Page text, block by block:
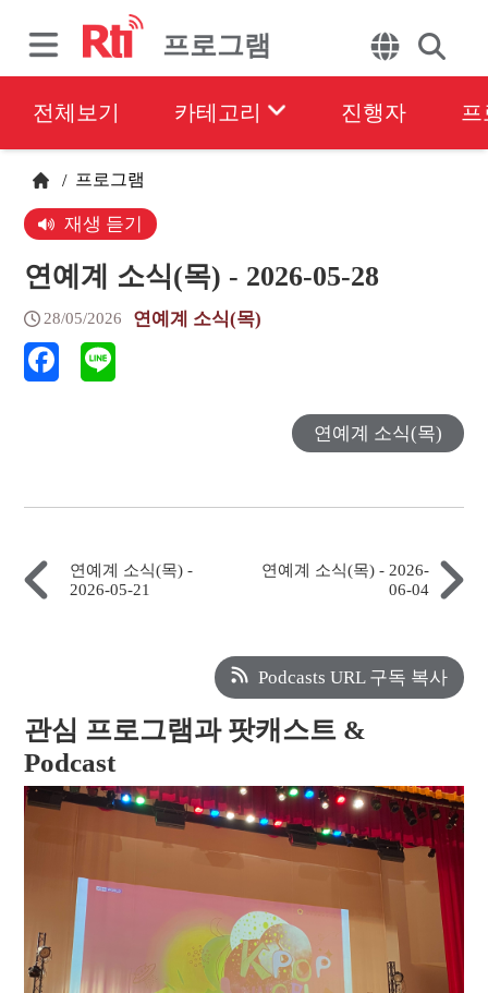
프로그램
전체보기 카테고리 진행자
/ 프로그램
재생 듣기
연예계 소식(목) - 2026-05-28
28/05/2026 연예계 소식(목)
연예계 소식(목)
연예계 소식(목) -
2026-05-21
연예계 소식(목) - 2026-
06-04
Podcasts URL 구독 복사
관심 프로그램과 팟캐스트 &
Podcast